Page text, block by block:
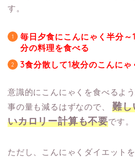
す。
毎日夕食にこんにゃく半分～
分の料理を食べる
3食分散して1枚分のこんにゃ
意識的にこんにゃくを食べるよ
事の量も減るはずなので、
難し
いカロリー計算も不要です。
ただし、こんにゃくダイエット